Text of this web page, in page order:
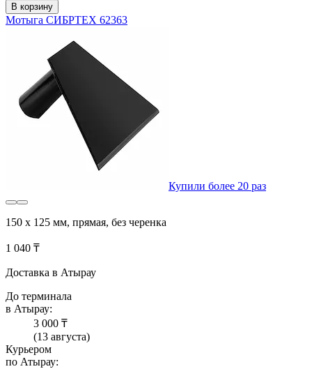
В корзину
Мотыга СИБРТЕХ 62363
Купили более 20 раз
150 х 125 мм, прямая, без черенка
1 040 ₸
Доставка в Атырау
До терминала
в Атырау:
3 000 ₸
(13 августа)
Курьером
по Атырау: